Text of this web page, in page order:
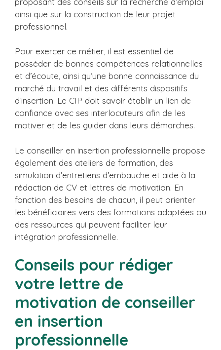
ainsi que sur la construction de leur projet
professionnel.
Pour exercer ce métier, il est essentiel de
posséder de bonnes compétences relationnelles
et d’écoute, ainsi qu’une bonne connaissance du
marché du travail et des différents dispositifs
d’insertion. Le CIP doit savoir établir un lien de
confiance avec ses interlocuteurs afin de les
motiver et de les guider dans leurs démarches.
Le conseiller en insertion professionnelle propose
également des ateliers de formation, des
simulation d’entretiens d’embauche et aide à la
rédaction de CV et lettres de motivation. En
fonction des besoins de chacun, il peut orienter
les bénéficiaires vers des formations adaptées ou
des ressources qui peuvent faciliter leur
intégration professionnelle.
Conseils pour rédiger
votre lettre de
motivation de conseiller
en insertion
professionnelle